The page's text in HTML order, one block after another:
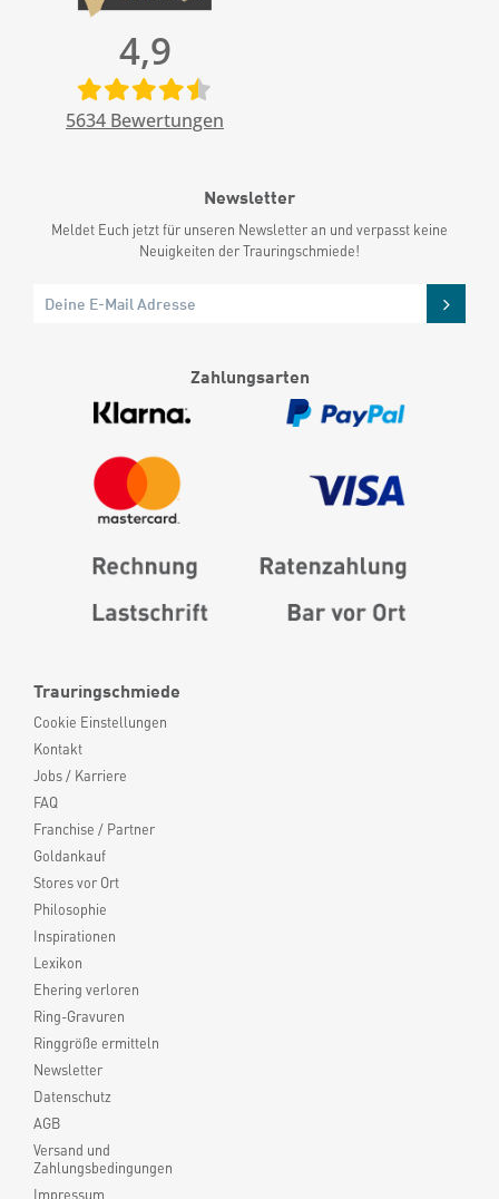
Trauringschmiede
Cookie Einstellungen
Kontakt
Jobs / Karriere
FAQ
Franchise / Partner
Goldankauf
Stores vor Ort
Philosophie
Inspirationen
Lexikon
Ehering verloren
Ring-Gravuren
Ringgröße ermitteln
Newsletter
Datenschutz
AGB
Versand und
Zahlungsbedingungen
Impressum
4,9
5634 Bewertungen
Newsletter
Meldet Euch jetzt für unseren Newsletter an und verpasst keine
Neuigkeiten der Trauringschmiede!
Zahlungsarten